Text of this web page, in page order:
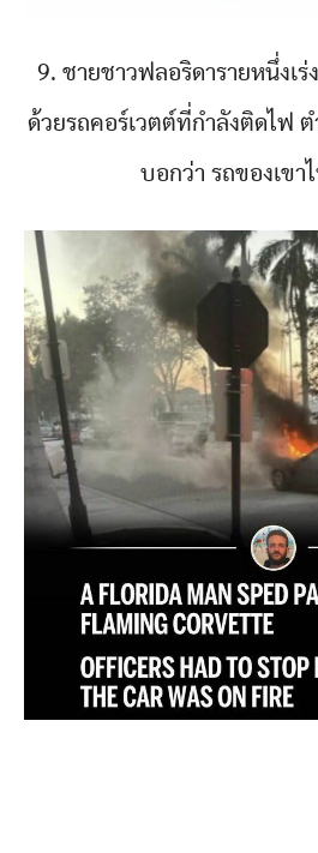
9. ชายชาวฟลอริดารายหนึ่งเร่
ด้วยรถคอร์เวตต์ที่กำลังติดไฟ ต
บอกว่า รถของเขา